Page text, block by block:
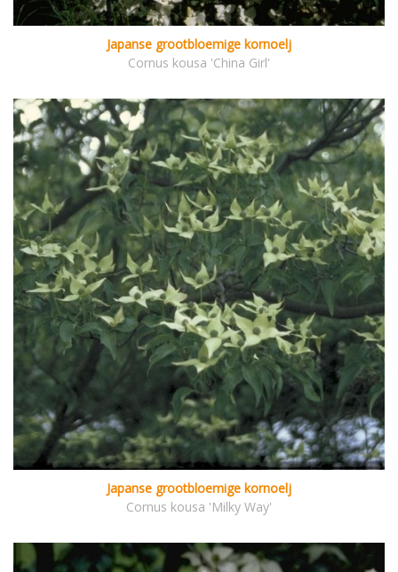
Japanse grootbloemige kornoelj
Cornus kousa 'China Girl'
Japanse grootbloemige kornoelj
Cornus kousa 'Milky Way'